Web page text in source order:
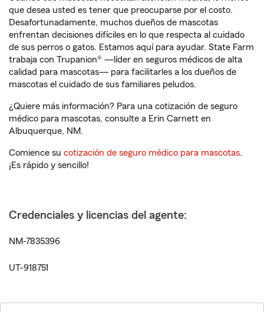
que desea usted es tener que preocuparse por el costo.
Desafortunadamente, muchos dueños de mascotas
enfrentan decisiones difíciles en lo que respecta al cuidado
de sus perros o gatos. Estamos aquí para ayudar. State Farm
trabaja con Trupanion® —líder en seguros médicos de alta
calidad para mascotas— para facilitarles a los dueños de
mascotas el cuidado de sus familiares peludos.
¿Quiere más información? Para una cotización de seguro
médico para mascotas, consulte a Erin Carnett en
Albuquerque, NM.
Comience su cotización de seguro médico para mascotas.
¡Es rápido y sencillo!
Credenciales y licencias del agente:
NM-7835396
UT-918751